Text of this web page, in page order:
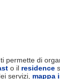
permette di
o il residence
servizi, mappa